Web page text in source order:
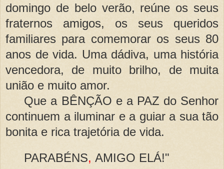
domingo de belo verão, reúne os seus
fraternos amigos, os seus queridos
familiares para comemorar os seus 80
anos de vida. Uma dádiva, uma história
vencedora, de muito brilho, de muita
união e muito amor.
Que a BÊNÇÃO e a PAZ do Senhor
continuem a iluminar e a guiar a sua tão
bonita e rica trajetória de vida.
PARABÉNS,AMIGO ELÁ!"